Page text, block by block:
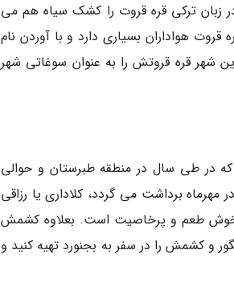
زبان ترکی قره قروت را کشک سیاه هم می
هواداران بسیاری دارد و با آوردن نام
شهر قره قروتش را به عنوان سوغاتی شهر
در طی سال در منطقه طبرستان و حوالی
برداشت می گردد، کلاداری یا رزاقی
هم خوش طعم و پرخاصیت است. بعلاوه کشمش
و کشمش را در سفر به بجنورد تهیه کنید و